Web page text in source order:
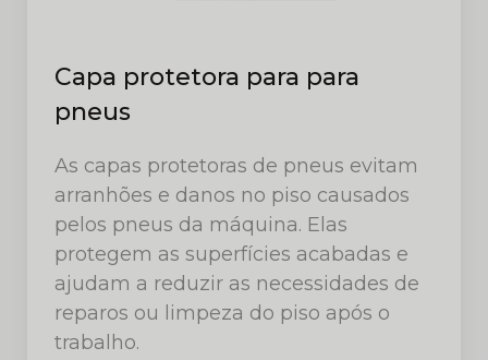
Capa protetora para para
pneus
As capas protetoras de pneus evitam
arranhões e danos no piso causados
pelos pneus da máquina. Elas
protegem as superfícies acabadas e
ajudam a reduzir as necessidades de
reparos ou limpeza do piso após o
trabalho.